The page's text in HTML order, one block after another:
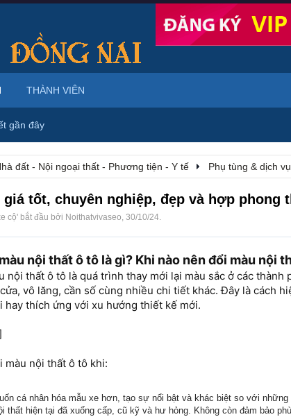
đất - Nội ngoại thất - Phương tiện - Y tế Phụ tùng & dịch
tốt, chuyên nghiệp, đẹp và hợp phong
cộ' bắt đầu bởi Noithatvivaseo, 30/10/24.
nội thất ô tô là gì? Khi nào nên đổi màu nội
nội thất ô tô là quá trình thay mới lại màu sắc ở các
vô lăng, cần số cùng nhiều chi tiết khác. Đây là cách
hay thích ứng với xu hướng thiết kế mới.
màu nội thất ô tô khi:
cá nhân hóa mẫu xe hơn, tạo sự nổi bật và khác biệt so với
thất hiện tại đã xuống cấp, cũ kỹ và hư hỏng. Không còn đảm bảo
gần đây
THÀNH VIÊN